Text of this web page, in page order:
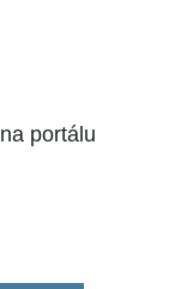
na portálu